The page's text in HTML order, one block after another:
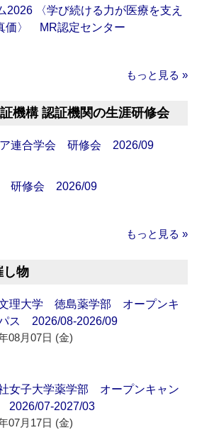
2026 〈学び続ける力が医療を支え
価〉 MR認定センター
もっと見る »
機構 認証機関の生涯研修会
ア連合学会 研修会 2026/09
研修会 2026/09
もっと見る »
し物
理大学 徳島薬学部 オープンキ
ス 2026/08-2026/09
08月07日 (金)
女子大学薬学部 オープンキャン
2026/07-2027/03
07月17日 (金)